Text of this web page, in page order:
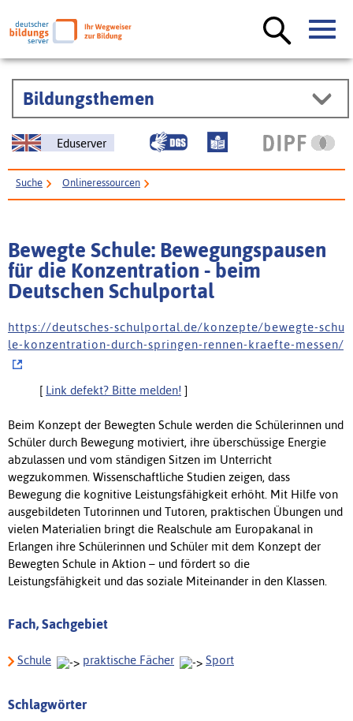
Bildungsthemen
Eduserver
Suche Onlineressourcen
Bewegte Schule: Bewegungspausen
für die Konzentration - beim
Deutschen Schulportal
h t t p s : / / d e u t s c h e s - s c h u l p o r t a l . d e / k o n z e p t e / b e w e g t e - s c h u
l e - k o n z e n t r a t i o n - d u r c h - s p r i n g e n - r e n n e n - k r a e f t e - m e s s e n /
[ Link defekt? Bitte melden! ]
Beim Konzept der Bewegten Schule werden die Schülerinnen und
Schüler durch Bewegung motiviert, ihre überschüssige Energie
abzulassen und vom ständigen Sitzen im Unterricht
wegzukommen. Wissenschaftliche Studien zeigen, dass
Bewegung die kognitive Leistungsfähigkeit erhöht. Mit Hilfe von
ausgebildeten Tutorinnen und Tutoren, praktischen Übungen und
vielen Materialien bringt die Realschule am Europakanal in
Erlangen ihre Schülerinnen und Schüler mit dem Konzept der
Bewegten Schule in Aktion – und fördert so die
Leistungsfähigkeit und das soziale Miteinander in den Klassen.
Fach, Sachgebiet
Schule praktische Fächer Sport
Schlagwörter